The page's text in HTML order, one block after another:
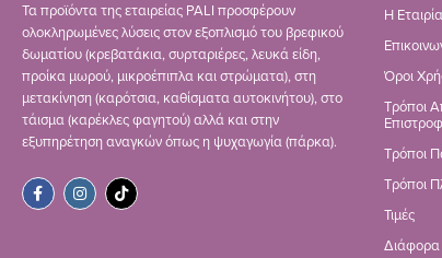
Τα προϊόντα της εταιρείας PALI προσφέρουν
ολοκληρωμένες λύσεις στον εξοπλισμό του βρεφικού
δωματίου (κρεβατάκια, συρταριέρες, λευκά είδη,
προίκα μωρού, μικροέπιπλα και στρώματα), στη
μετακίνηση (καρότσια, καθίσματα αυτοκινήτου), στο
τάισμα (καρέκλες φαγητού) αλλά και στην
εξυπηρέτηση αναγκών όπως η ψυχαγωγία (πάρκα).
Η Εταιρία
Όροι
Τρόποι
Τρόποι
Τρόποι
Τιμές
Διάφορα